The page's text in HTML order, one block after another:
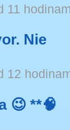
11
Nie
12
😉 **🧠